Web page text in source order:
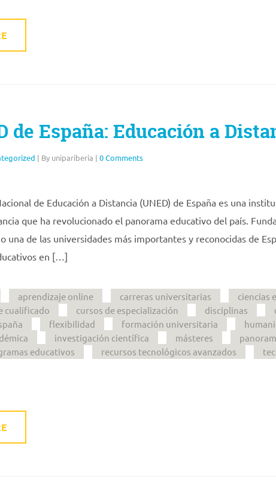
de España: Educación a
| By unipariberia | 0 Comments
de Educación a Distancia (UNED) de España es una
que ha revolucionado el panorama educativo del país.
una de las universidades más importantes y reconocidas de
en […]
aprendizaje online carreras universitarias ciencias
cualificado
cursos de especialización disciplinas
flexibilidad formación universitaria
investigación científica másteres
educativos recursos tecnológicos avanzados